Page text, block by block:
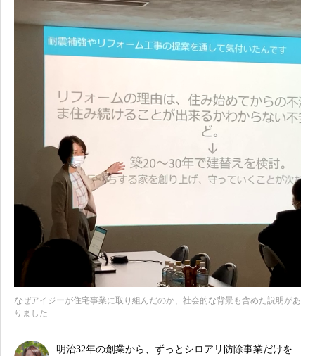
なぜアイジーが住宅事業に取り組んだのか、社会的な背景も含めた説明があ
りました
明治32年の創業から、ずっとシロアリ防除事業だけを